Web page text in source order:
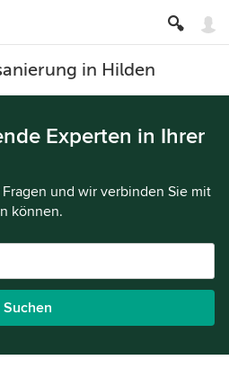
in Hilden
Experten in Ihrer
und wir verbinden Sie mit
können.
Suchen